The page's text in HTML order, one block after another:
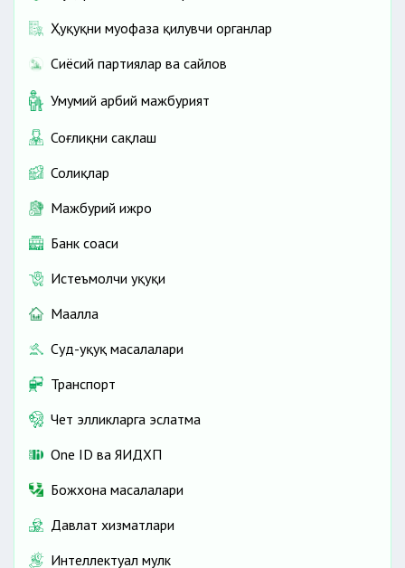
Ҳуқуқни муҳофаза қилувчи органлар
Сиёсий партиялар ва сайлов
Умумий ҳарбий мажбурият
Соғлиқни сақлаш
Солиқлар
Мажбурий ижро
Банк соҳаси
Истеъмолчи ҳуқуқи
Маҳалла
Суд-ҳуқуқ масалалари
Транспорт
Чет элликларга эслатма
One ID ва ЯИДХП
Божхона масалалари
Давлат хизматлари
Интеллектуал мулк